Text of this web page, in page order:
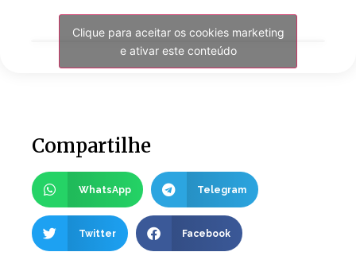
Clique para aceitar os cookies marketing
e ativar este conteúdo
Compartilhe
WhatsApp Telegram
Twitter Facebook